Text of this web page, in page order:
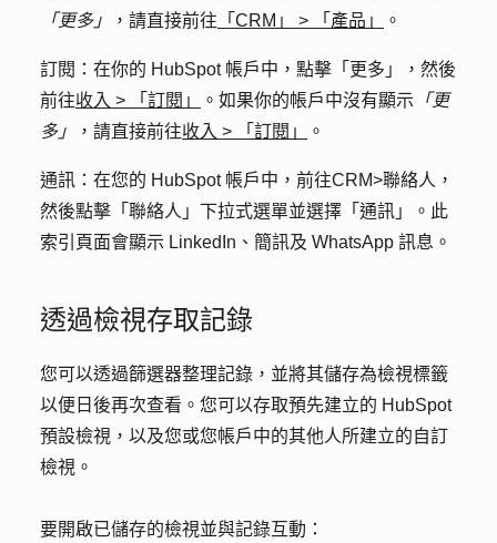
「更多」
，請直接前往 「CRM」 > 「產品」 。
訂閱 ：在你的 HubSpot 帳戶中，點擊 「更多」
，然後
前往收入 > 「訂閱」 。如果你的帳戶中沒有顯示 「更
多」
，請直接前往收入 > 「訂閱」 。
通訊 ：在您的 HubSpot 帳戶中，前往CRM>聯絡人，
然後點擊「 聯絡人 」下拉式選單並選擇 「通訊」
。此
索引頁面會顯示 LinkedIn、簡訊及 WhatsApp 訊息。
透過檢視存取記錄
您可以透過篩選器整理記錄，並將其儲存為檢視標籤
以便日後再次查看。您可以存取預先建立的 HubSpot
預設檢視，以及您或您帳戶中的其他人所建立的自訂
檢視。
要開啟已儲存的檢視並與記錄互動：